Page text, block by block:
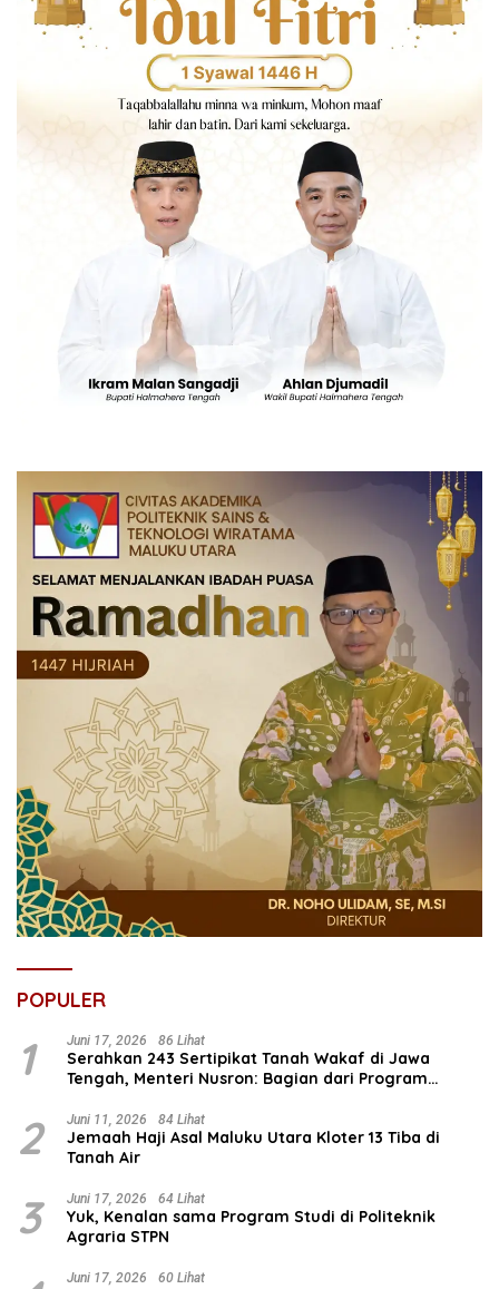
POPULER
1 Juni 17, 2026 86 Lihat
Serahkan 243 Sertipikat Tanah Wakaf di Jawa
Tengah, Menteri Nusron: Bagian dari Program
Umat
2 Juni 11, 2026 84 Lihat
Jemaah Haji Asal Maluku Utara Kloter 13 Tiba di
Tanah Air
3 Juni 17, 2026 64 Lihat
Yuk, Kenalan sama Program Studi di Politeknik
Agraria STPN
Juni 17, 2026 60 Lihat